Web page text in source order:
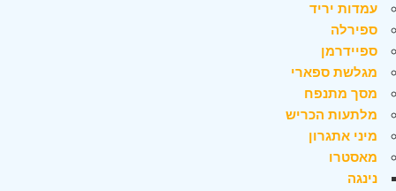
עמדות יריד
ספירלה
ספיידרמן
מגלשת ספארי
מסך מתנפח
מלתעות הכריש
מיני אתגרון
מאסטרו
נינגה